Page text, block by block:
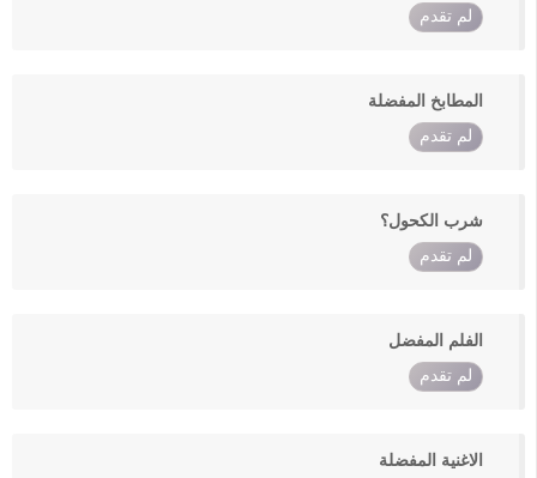
لم تقدم
المطابخ المفضلة
لم تقدم
شرب الكحول؟
لم تقدم
الفلم المفضل
لم تقدم
الاغنية المفضلة